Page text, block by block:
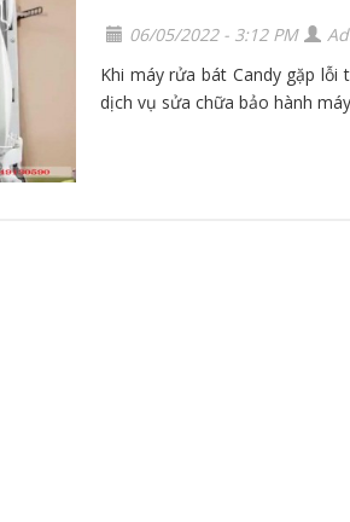
06/05/2022 - 3:12 PM
Khi máy rửa bát Candy gặp
dịch vụ sửa chữa bảo hành